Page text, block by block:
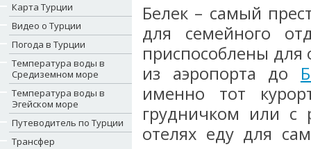
Карта Турции
Видео о Турции
Погода в Турции
Температура воды в
Средиземном море
Температура воды в
Эгейском море
Путеводитель по Турции
Трансфер
Белек – самый
для семейного
приспособлены
из аэропорта до
именно тот
грудничком или с
отелях еду для